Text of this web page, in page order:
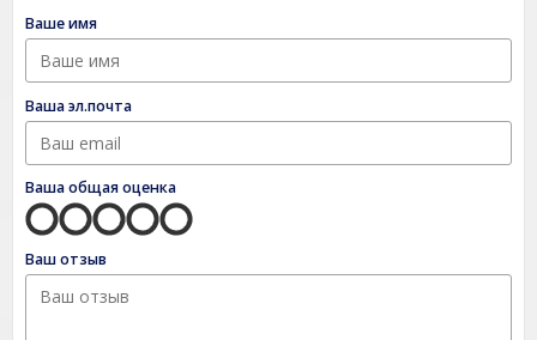
Ваше имя
Ваша эл.почта
Ваша общая оценка
Ваш отзыв